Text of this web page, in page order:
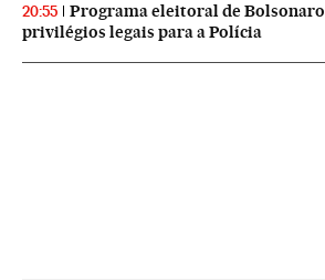
20:55
Programa eleitoral de
privilégios legais para a Polícia